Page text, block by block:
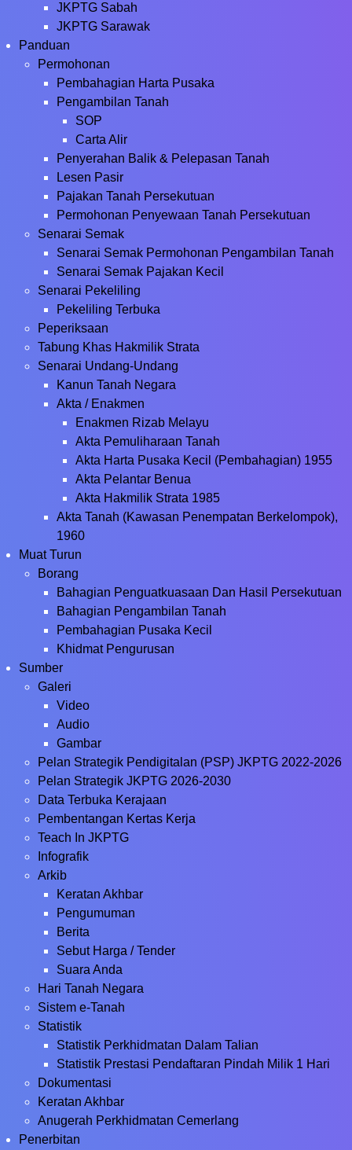
JKPTG Sabah
JKPTG Sarawak
Panduan
Permohonan
Pembahagian Harta Pusaka
Pengambilan Tanah
SOP
Carta Alir
Penyerahan Balik & Pelepasan Tanah
Lesen Pasir
Pajakan Tanah Persekutuan
Permohonan Penyewaan Tanah Persekutuan
Senarai Semak
Senarai Semak Permohonan Pengambilan Tanah
Senarai Semak Pajakan Kecil
Senarai Pekeliling
Pekeliling Terbuka
Peperiksaan
Tabung Khas Hakmilik Strata
Senarai Undang-Undang
Kanun Tanah Negara
Akta / Enakmen
Enakmen Rizab Melayu
Akta Pemuliharaan Tanah
Akta Harta Pusaka Kecil (Pembahagian) 1955
Akta Pelantar Benua
Akta Hakmilik Strata 1985
Akta Tanah (Kawasan Penempatan Berkelompok),
1960
Muat Turun
Borang
Bahagian Penguatkuasaan Dan Hasil Persekutuan
Bahagian Pengambilan Tanah
Pembahagian Pusaka Kecil
Khidmat Pengurusan
Sumber
Galeri
Video
Audio
Gambar
Pelan Strategik Pendigitalan (PSP) JKPTG 2022-2026
Pelan Strategik JKPTG 2026-2030
Data Terbuka Kerajaan
Pembentangan Kertas Kerja
Teach In JKPTG
Infografik
Arkib
Keratan Akhbar
Pengumuman
Berita
Sebut Harga / Tender
Suara Anda
Hari Tanah Negara
Sistem e-Tanah
Statistik
Statistik Perkhidmatan Dalam Talian
Statistik Prestasi Pendaftaran Pindah Milik 1 Hari
Dokumentasi
Keratan Akhbar
Anugerah Perkhidmatan Cemerlang
Penerbitan